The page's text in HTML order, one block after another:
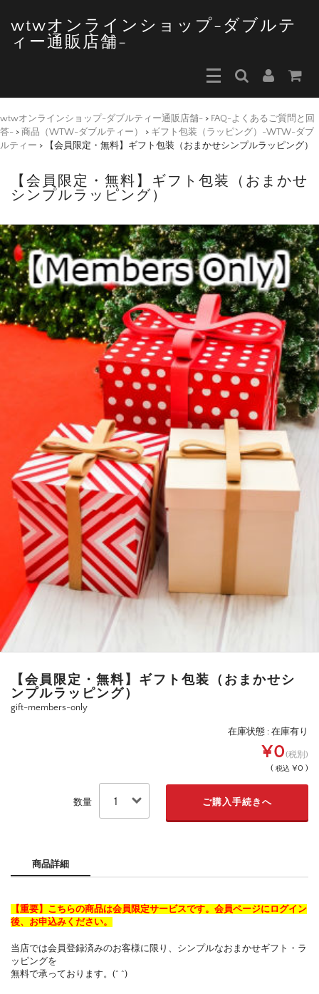
wtwオンラインショップ-ダブルテ
ィー通販店舗-
wtwオンラインショップ-ダブルティー通販店舗- > FAQ-よくあるご質問と回
答- > 商品（WTW-ダブルティー） > ギフト包装（ラッピング）-WTW-ダブ
ルティー > 【会員限定・無料】ギフト包装（おまかせシンプルラッピング）
【会員限定・無料】ギフト包装（おまかせ
シンプルラッピング）
【会員限定・無料】ギフト包装（おまかせシ
ンプルラッピング）
gift-members-only
在庫状態 : 在庫有り
¥0(税別)
( 税込 ¥0 )
数量
商品詳細
【重要】こちらの商品は会員限定サービスです。会員ページにログイン
後、お申込みください。
当店では会員登録済みのお客様に限り、シンプルなおまかせギフト・ラ
ッピングを
無料で承っております。(^ ^)